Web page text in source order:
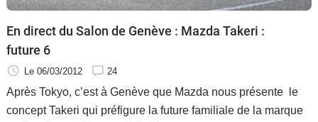
En direct du Salon de Genève : Mazda Takeri :
future 6
Le 06/03/2012 24
Après Tokyo, c’est à Genève que Mazda nous présente le
concept Takeri qui préfigure la future familiale de la marque